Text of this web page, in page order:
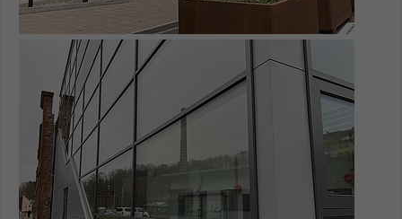
Show larger version for:
zu verwalten.